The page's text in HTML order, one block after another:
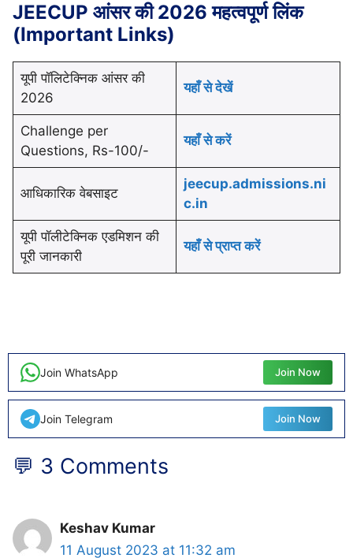
JEECUP आंसर की 2026 महत्वपूर्ण लिंक
(Important Links)
यूपी पॉलिटेक्निक आंसर की
2026
यहाँ से देखें
Challenge per
Questions, Rs-100/-
यहाँ से करें
आधिकारिक वेबसाइट
jeecup.admissions.ni
c.in
यूपी पॉलीटेक्निक एडमिशन की
पूरी जानकारी
यहाँ से प्राप्त करें
Join WhatsApp Join Now
Join Telegram Join Now
💬 3 Comments
Keshav Kumar
11 August 2023 at 11:32 am